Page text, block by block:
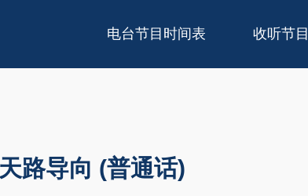
电台节目时间表 收听节目
天路导向 (普通话)